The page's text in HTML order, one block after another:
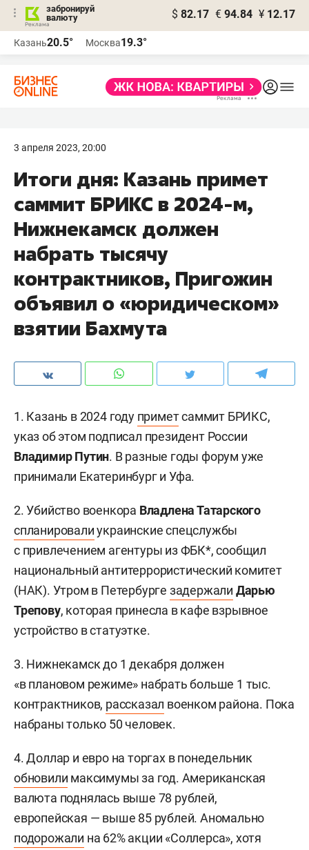
забронируй
валюту
$ 82.17 € 94.84 ¥ 12.17
Казань20.5° Москва19.3°
3 апреля 2023, 20:00
Итоги дня: Казань примет
саммит БРИКС в 2024-м,
Нижнекамск должен
набрать тысячу
контрактников, Пригожин
объявил о «юридическом»
взятии Бахмута
1. Казань в 2024 году приметсаммит БРИКС,
указ об этом подписал президент России
Владимир Путин. В разные годы форум уже
принимали Екатеринбург и Уфа.
2. Убийство военкора Владлена Татарского
спланировалиукраинские спецслужбы
с привлечением агентуры из ФБК*, сообщил
национальный антитеррористический комитет
(НАК). Утром в Петербурге задержали Дарью
Трепову, которая принесла в кафе взрывное
устройство в статуэтке.
3. Нижнекамск до 1 декабря должен
«в плановом режиме» набрать больше 1 тыс.
контрактников, рассказал военком района. Пока
набраны только 50 человек.
4. Доллар и евро на торгах в понедельник
обновили максимумы за год. Американская
валюта поднялась выше 78 рублей,
европейская — выше 85 рублей. Аномально
подорожали на 62% акции «Соллерса», хотя